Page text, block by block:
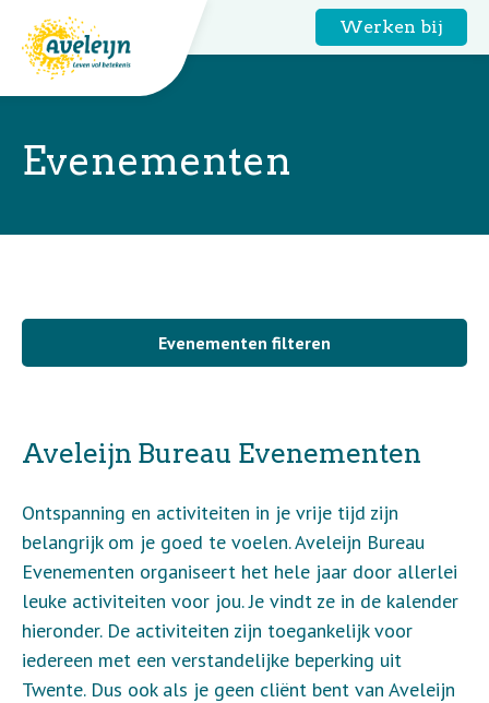
Werken bij
Evenementen
Evenementen filteren
Aveleijn Bureau Evenementen
Ontspanning en activiteiten in je vrije tijd zijn
belangrijk om je goed te voelen. Aveleijn Bureau
Evenementen organiseert het hele jaar door allerlei
leuke activiteiten voor jou. Je vindt ze in de kalender
hieronder. De activiteiten zijn toegankelijk voor
iedereen met een verstandelijke beperking uit
Twente. Dus ook als je geen cliënt bent van Aveleijn